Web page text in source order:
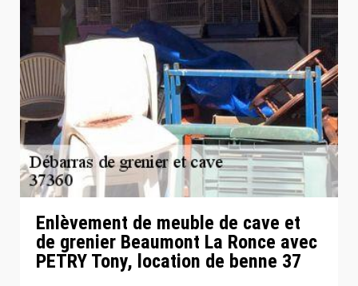
Enlèvement de meuble de cave et
de grenier Beaumont La Ronce avec
PETRY Tony, location de benne 37